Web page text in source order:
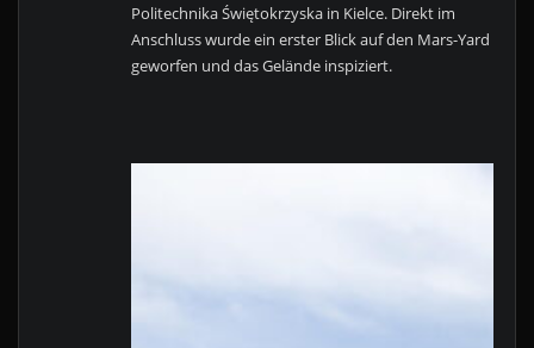
Politechnika Świętokrzyska in Kielce. Direkt im
Anschluss wurde ein erster Blick auf den Mars-Yard
geworfen und das Gelände inspiziert.